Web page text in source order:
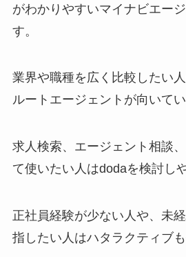
がわかりやすいマイナビエー
す。
業界や職種を広く比較したい
ルートエージェントが向いてい
求人検索、エージェント相談
て使いたい人はdodaを検討し
正社員経験が少ない人や、未
指したい人はハタラクティブ